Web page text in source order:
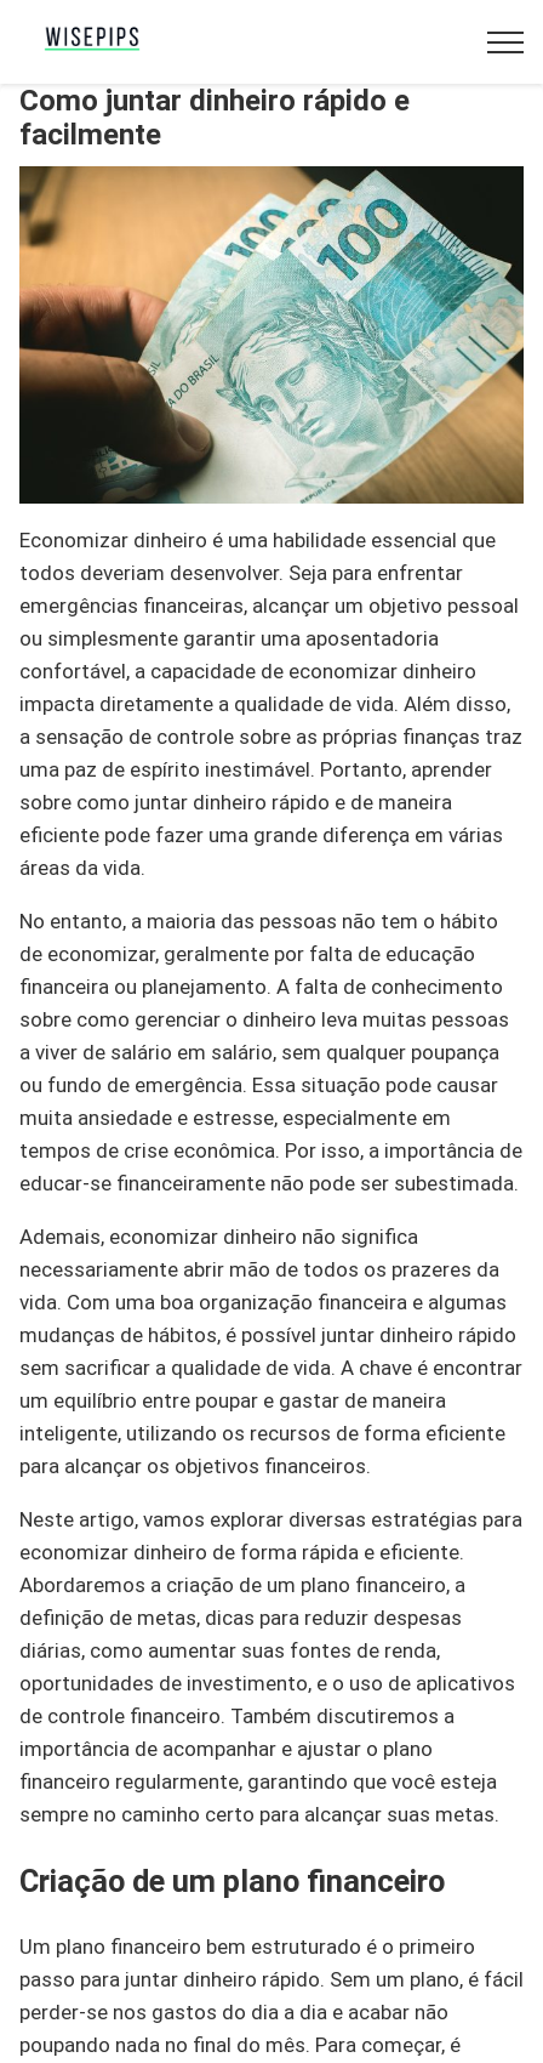
Como juntar dinheiro rápido e
facilmente
Economizar dinheiro é uma habilidade essencial que
todos deveriam desenvolver. Seja para enfrentar
emergências financeiras, alcançar um objetivo pessoal
ou simplesmente garantir uma aposentadoria
confortável, a capacidade de economizar dinheiro
impacta diretamente a qualidade de vida. Além disso,
a sensação de controle sobre as próprias finanças traz
uma paz de espírito inestimável. Portanto, aprender
sobre como juntar dinheiro rápido e de maneira
eficiente pode fazer uma grande diferença em várias
áreas da vida.
No entanto, a maioria das pessoas não tem o hábito
de economizar, geralmente por falta de educação
financeira ou planejamento. A falta de conhecimento
sobre como gerenciar o dinheiro leva muitas pessoas
a viver de salário em salário, sem qualquer poupança
ou fundo de emergência. Essa situação pode causar
muita ansiedade e estresse, especialmente em
tempos de crise econômica. Por isso, a importância de
educar-se financeiramente não pode ser subestimada.
Ademais, economizar dinheiro não significa
necessariamente abrir mão de todos os prazeres da
vida. Com uma boa organização financeira e algumas
mudanças de hábitos, é possível juntar dinheiro rápido
sem sacrificar a qualidade de vida. A chave é encontrar
um equilíbrio entre poupar e gastar de maneira
inteligente, utilizando os recursos de forma eficiente
para alcançar os objetivos financeiros.
Neste artigo, vamos explorar diversas estratégias para
economizar dinheiro de forma rápida e eficiente.
Abordaremos a criação de um plano financeiro, a
definição de metas, dicas para reduzir despesas
diárias, como aumentar suas fontes de renda,
oportunidades de investimento, e o uso de aplicativos
de controle financeiro. Também discutiremos a
importância de acompanhar e ajustar o plano
financeiro regularmente, garantindo que você esteja
sempre no caminho certo para alcançar suas metas.
Criação de um plano financeiro
Um plano financeiro bem estruturado é o primeiro
passo para juntar dinheiro rápido. Sem um plano, é fácil
perder-se nos gastos do dia a dia e acabar não
poupando nada no final do mês. Para começar, é